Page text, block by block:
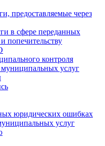
предоставляемые через
в сфере переданных
попечительству
контроля
услуг
юридических ошибках
услуг